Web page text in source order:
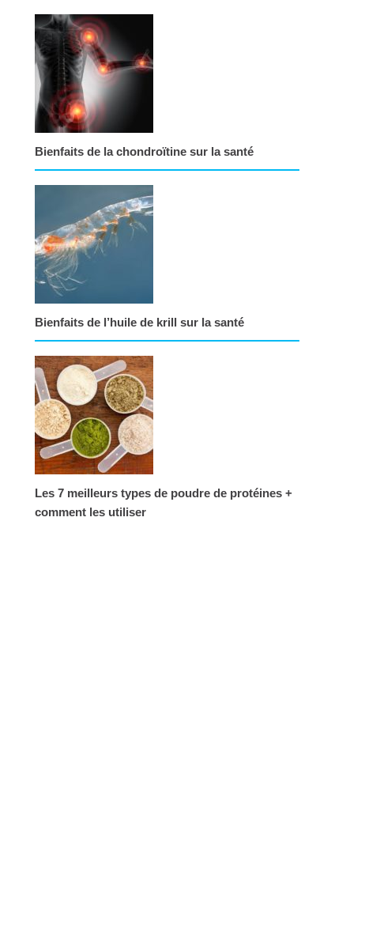
Bienfaits de la chondroïtine sur la santé
Bienfaits de l’huile de krill sur la santé
Les 7 meilleurs types de poudre de protéines +
comment les utiliser